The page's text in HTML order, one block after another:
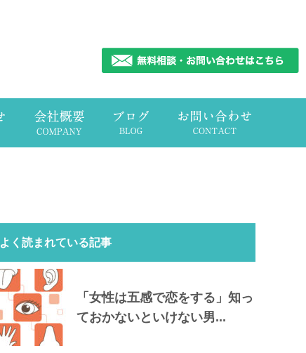
よく読まれている記事
「女性は五感で恋をする」知っ
ておかないといけない男...